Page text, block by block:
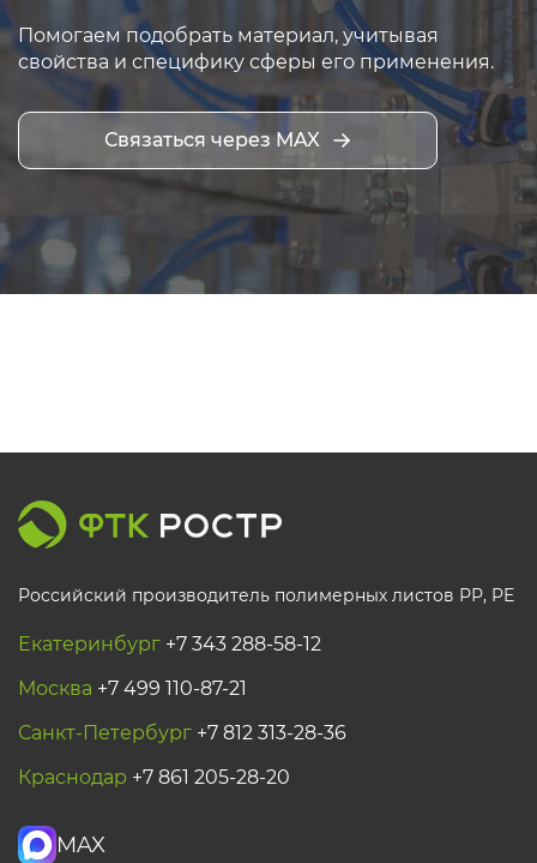
Помогаем подобрать материал, учитывая
свойства и специфику сферы его применения.
Связаться через MAX
Российский производитель полимерных листов РР, PE
Екатеринбург +7 343 288-58-12
Москва +7 499 110-87-21
Санкт-Петербург +7 812 313-28-36
Краснодар +7 861 205-28-20
MAX